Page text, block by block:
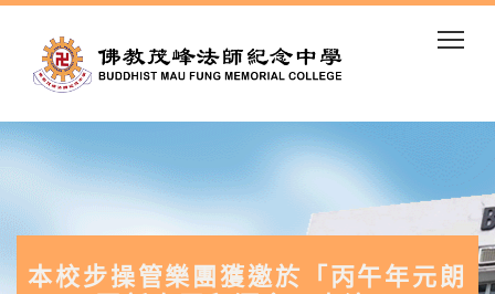
本校步操管樂團獲邀於「丙午年元朗